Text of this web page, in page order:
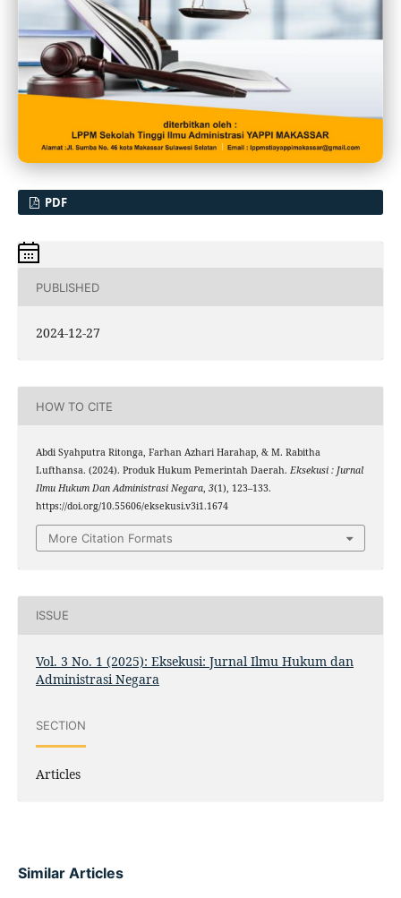
PDF
PUBLISHED
2024-12-27
HOW TO CITE
Abdi Syahputra Ritonga, Farhan Azhari Harahap, & M. Rabitha
Lufthansa. (2024). Produk Hukum Pemerintah Daerah. Eksekusi : Jurnal
Ilmu Hukum Dan Administrasi Negara, 3(1), 123–133.
https://doi.org/10.55606/eksekusi.v3i1.1674
More Citation Formats
ISSUE
Vol. 3 No. 1 (2025): Eksekusi: Jurnal Ilmu Hukum dan
Administrasi Negara
SECTION
Articles
Similar Articles